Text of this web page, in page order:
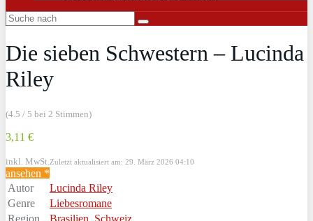
Die sieben Schwestern – Lucinda
Riley
(4.5 / 5 bei 2 Stimmen)
3,11 €
inkl. MwSt. Zuletzt aktualisiert am: 29. März 2026 04:10
ansehen *
Autor
Lucinda Riley
Genre
Liebesromane
Region
Brasilien, Schweiz